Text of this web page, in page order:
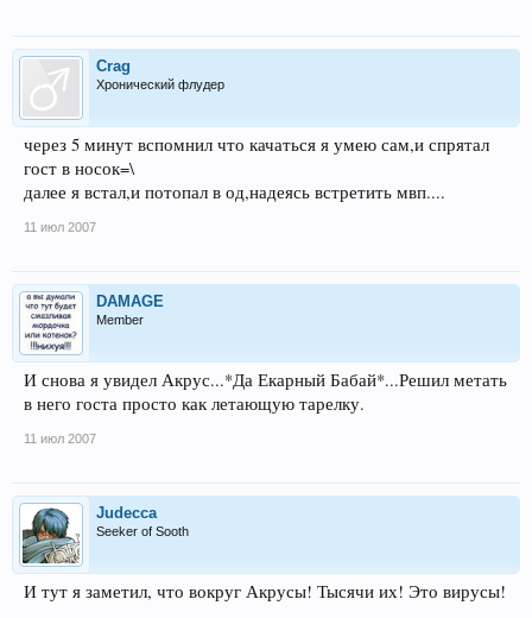
Crag
Хронический флудер
через 5 минут вспомнил что качаться я умею сам,и спрятал
гост в носок=\
далее я встал,и потопал в од,надеясь встретить мвп....
11 июл 2007
DAMAGE
Member
И снова я увидел Акрус...*Да Екарный Бабай*...Решил метать
в него госта просто как летающую тарелку.
11 июл 2007
Judecca
Seeker of Sooth
И тут я заметил, что вокруг Акрусы! Тысячи их! Это вирусы!